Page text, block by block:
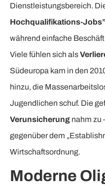
Dienstleistungsbereich.
Hochqualifikations-Jobs”
während einfache
Viele fühlen sich als
Südeuropa kam in den
hinzu, die
Jugendlichen schuf. Die
Verunsicherung nahm zu
gegenüber dem
Wirtschaftsordnung.
Moderne